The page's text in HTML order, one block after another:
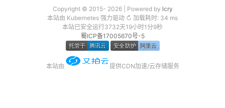
归档
留言
友链
Copyright © 2015- 2026 | Powered by lcry
本站由 Kubernetes 强力驱动 ↻ 加载耗时: 34 ms
本站已安全运行3732天19小时1分9秒
蜀ICP备17005670号-5
本站由 提供CDN加速/云存储服务